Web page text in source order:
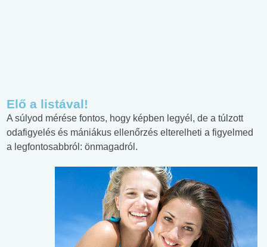
Elő a listával!
A súlyod mérése fontos, hogy képben legyél, de a túlzott
odafigyelés és mániákus ellenőrzés elterelheti a figyelmed
a legfontosabbról: önmagadról.